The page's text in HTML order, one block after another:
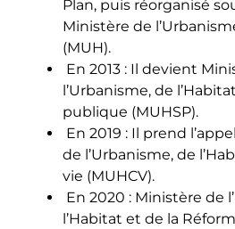
Plan, puis réorganisé
Ministère de
(MUH).
En 2013 : Il devient
l’Urbanisme, de
publique (MUHSP).
En 2019 : Il prend
de l’Urbanisme, de
vie (MUHCV).
En 2020 : Ministère de
l’Habitat et de la